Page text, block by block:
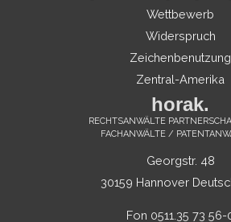
Wettbewerb
Widerspruch
Zeichenbenutzung
Zentral-Amerika
horak.
RECHTSANWÄLTE
FACHANWÄLTE /
Georgstr. 48
30159 Hannover
Fon 0511.35 73 56-